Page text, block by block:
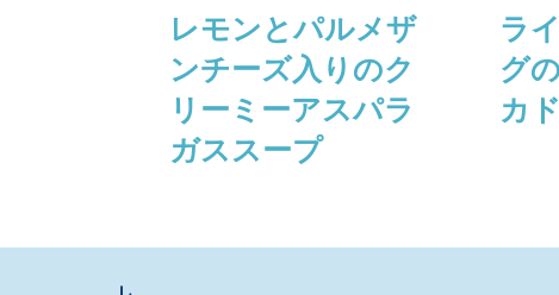
レモンとパルメザ
ンチーズ⼊りのク
リーミーアスパラ
ガススープ
ラ
グ
カ